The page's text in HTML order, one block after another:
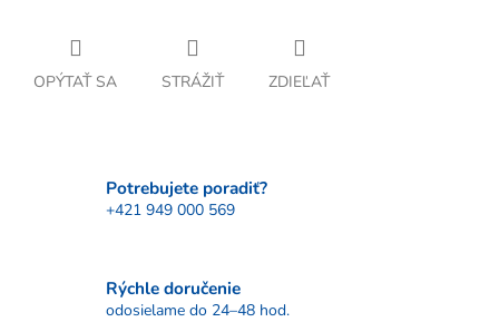
OPÝTAŤ SA STRÁŽIŤ ZDIEĽAŤ
Potrebujete poradiť?
+421 949 000 569
Rýchle doručenie
odosielame do 24–48 hod.